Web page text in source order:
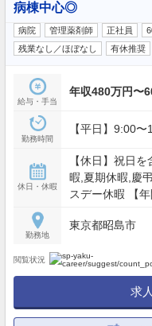
病棟中心◎
病院 管理薬剤師 正社員
残業なし／ほぼなし
有休推奨
給与・手当
年収480万円〜
勤務時間
【平日】9:00
休日・休暇
【休日】祝日
暇,夏期休暇,慶
スデー休暇 【
勤務地
東京都昭島市
閲覧状況
求